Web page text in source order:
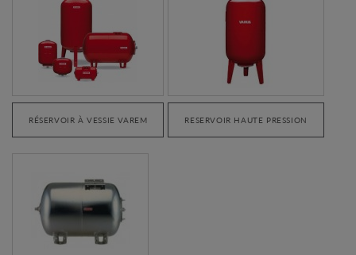
RÉSERVOIR À VESSIE VAREM RESERVOIR HAUTE PRESSION